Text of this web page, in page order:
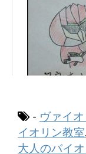
- ヴァイ
イオリン教室
大人のバイ